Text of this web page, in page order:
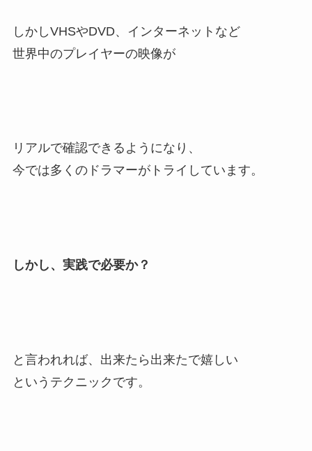
しかしVHSやDVD、インターネットなど
世界中のプレイヤーの映像が
リアルで確認できるようになり、
今では多くのドラマーがトライしています。
しかし、実践で必要か？
と言われれば、出来たら出来たで嬉しい
というテクニックです。